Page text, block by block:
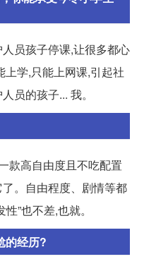
员孩子停课,让很多都心
学,只能上网课,引起社
员的孩子... 我。
款高自由度且不吃配置
。自由程度、剧情等都
”也不差,也就。
的经历?